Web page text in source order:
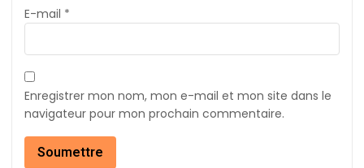
E-mail *
Enregistrer mon nom, mon e-mail et mon site dans le
navigateur pour mon prochain commentaire.